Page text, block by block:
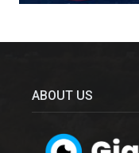
ABOUT US